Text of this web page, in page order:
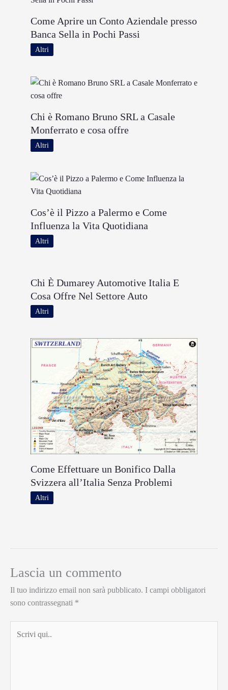
Come Aprire un Conto Aziendale presso
Banca Sella in Pochi Passi
Altri
Chi è Romano Bruno SRL a Casale
Monferrato e cosa offre
Altri
Cos’è il Pizzo a Palermo e Come
Influenza la Vita Quotidiana
Altri
Chi È Dumarey Automotive Italia E
Cosa Offre Nel Settore Auto
Altri
Come Effettuare un Bonifico Dalla
Svizzera all’Italia Senza Problemi
Altri
Lascia un commento
Il tuo indirizzo email non sarà pubblicato. I campi obbligatori
sono contrassegnati *
qui..